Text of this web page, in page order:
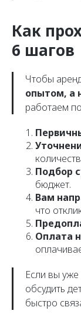
Как
6 шагов
Чтобы
опытом, а
работаем
Подбор
бюджет.
Вам
что
Оплата
Если вы
обсудить
быстро